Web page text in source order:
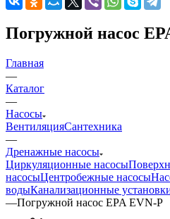
Погружной насос
Главная
—
Каталог
—
Насосы
ВентиляцияСантехника
—
Дренажные насосы
Циркуляционные насосы
насосыЦентробежные насосы
водыКанализационные
—Погружной насос EPA EVN-P